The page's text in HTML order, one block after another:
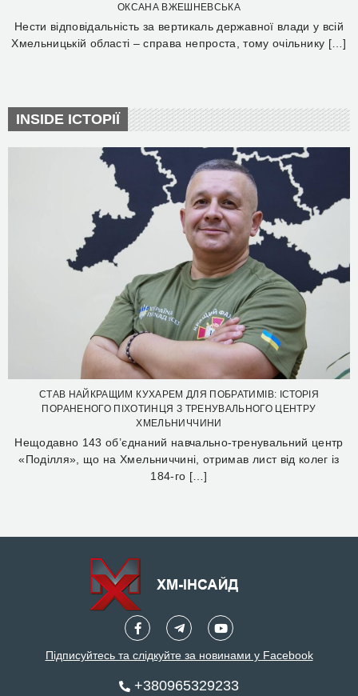
ОКСАНА ВЖЕШНЕВСЬКА
Нести відповідальність за вертикаль державної влади у всій
Хмельницькій області – справа непроста, тому очільнику […]
INSIDE ІСТОРІЇ
СТАВ НАЙКРАЩИМ КУХАРЕМ ДЛЯ ПОБРАТИМІВ: ІСТОРІЯ
ПОРАНЕНОГО ПІХОТИНЦЯ З ТРЕНУВАЛЬНОГО ЦЕНТРУ
ХМЕЛЬНИЧЧИНИ
Нещодавно 143 об’єднаний навчально-тренувальний центр
«Поділля», що на Хмельниччині, отримав лист від колег із
184-го […]
Підписуйтесь та слідкуйте за новинами у Facebook
+380965329233